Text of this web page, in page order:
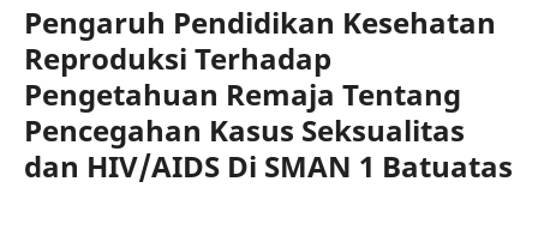
Pengaruh Pendidikan Kesehatan
Reproduksi Terhadap
Pengetahuan Remaja Tentang
Pencegahan Kasus Seksualitas
dan HIV/AIDS Di SMAN 1 Batuatas